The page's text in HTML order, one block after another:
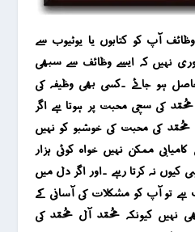
آپ کو کتابوں یا یوٹیوب سے
نہیں کہ ایسے وظائف سے سبھی
حاصل ہو جائے ۔کسی بھی وظیفہ کی
محمد کی سچی محبت پر ہوتا ہے اگر
کی محبت کی خوشبو کو نہیں
ممکن نہیں خواہ کوئی ہزار
کیوں نہ کرتا رہے ۔اور اگر دل میں
تو آپ کو مشکلات کی آسانی کے
نہیں کیونکہ محمد آل محمد کی